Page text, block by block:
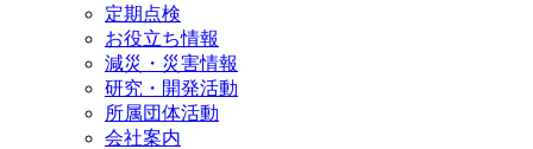
定期点検
お役立ち情報
減災・災害情報
研究・開発活動
所属団体活動
会社案内